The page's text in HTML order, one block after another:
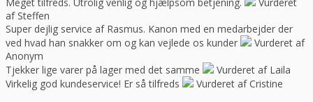
af Steffen
Super dejlig service af Rasmus. Kanon med en medarbejder der
ved hvad han snakker om og kan vejlede os kunder
Vurderet af
Anonym
Tjekker lige varer på lager med det samme
Vurderet af Laila
Virkelig god kundeservice! Er så tilfreds
Vurderet af Cristine